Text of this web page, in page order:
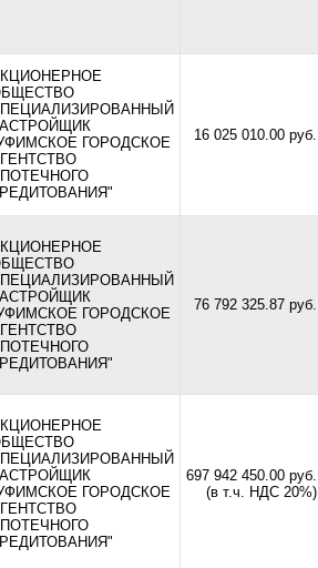
ГОРОДСКОЕ
16 025 010.00 руб.
ГОРОДСКОЕ
76 792 325.87 руб.
ГОРОДСКОЕ
697 942 450.00 руб.
(в т.ч. НДС 20%)